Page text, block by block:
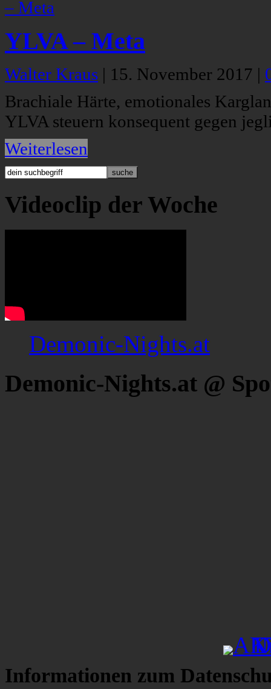
YLVA – Meta
Walter Kraus | 15. November 2017 |
Brachiale Härte, emotionales
YLVA steuern konsequent gegen
Weiterlesen
Videoclip der Woche
Demonic-Nights.at
Demonic-Nights.at @
Informationen zum